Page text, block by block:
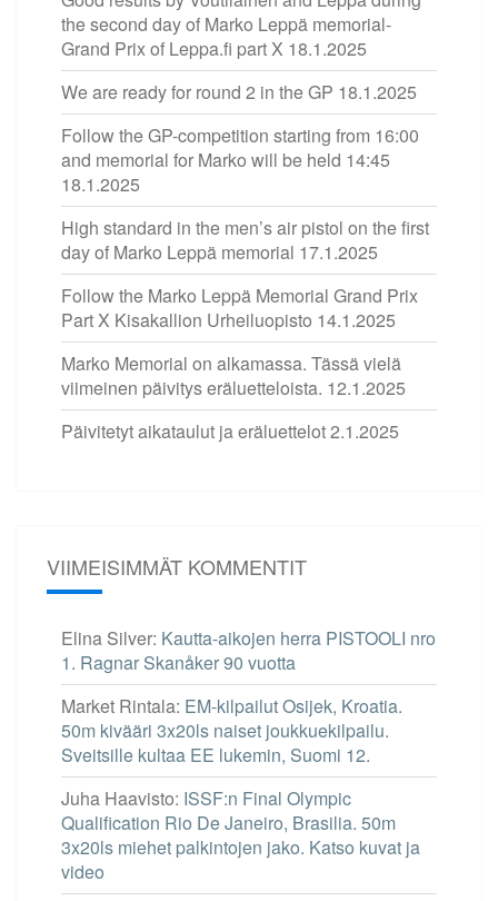
the second day of Marko Leppä memorial-
Grand Prix of Leppa.fi part X 18.1.2025
We are ready for round 2 in the GP 18.1.2025
Follow the GP-competition starting from 16:00
and memorial for Marko will be held 14:45
18.1.2025
High standard in the men’s air pistol on the first
day of Marko Leppä memorial 17.1.2025
Follow the Marko Leppä Memorial Grand Prix
Part X Kisakallion Urheiluopisto 14.1.2025
Marko Memorial on alkamassa. Tässä vielä
viimeinen päivitys eräluetteloista. 12.1.2025
Päivitetyt aikataulut ja eräluettelot2.1.2025
VIIMEISIMMÄT KOMMENTIT
Elina Silver: Kautta-aikojen herra PISTOOLI nro
1. Ragnar Skanåker 90 vuotta
Market Rintala: EM-kilpailut Osijek, Kroatia.
50m kivääri 3x20ls naiset joukkuekilpailu.
Sveitsille kultaa EE lukemin, Suomi 12.
Juha Haavisto: ISSF:n Final Olympic
Qualification Rio De Janeiro, Brasilia. 50m
3x20ls miehet palkintojen jako. Katso kuvat ja
video